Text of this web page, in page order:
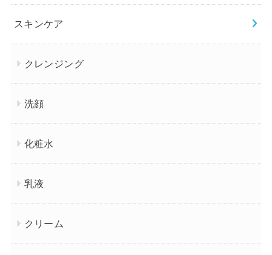
スキンケア
クレンジング
洗顔
化粧水
乳液
クリーム